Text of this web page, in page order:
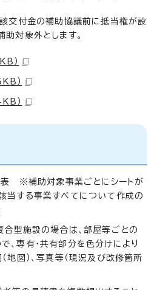
交付金の補助協議前に抵当権が設
助対象外とします。
）
）
）
表 ※補助対象事業ごとにシートが
当する事業すべてについて作成の
合型施設の場合は、部屋等ごとの
、専有・共有部分を色分けにより
地図）、写真等（現況及び改修箇所